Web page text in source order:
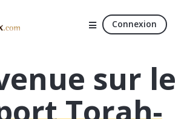
Connexion
sur le
Torah-